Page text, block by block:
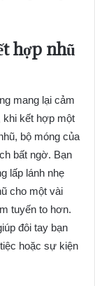
hợp nhũ
mang lại cảm
khi kết hợp một
bộ móng của
bất ngờ. Bạn
lấp lánh nhẹ
cho một vài
tuyến to hơn.
đôi tay bạn
hoặc sự kiện